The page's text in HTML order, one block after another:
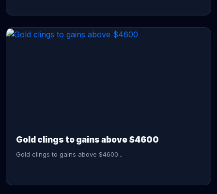
Gold clings to gains above $4600
Gold clings to gains above $4600...